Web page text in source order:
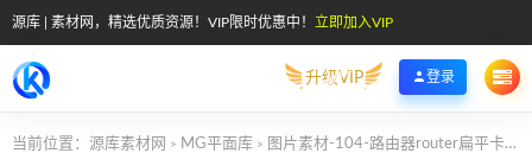
源库 | 素材网，精选优质资源！VIP限时优惠中！ 立即加入VIP
升级VIP 登录
当前位置： 源库素材网 > MG平面库 > 图片素材-104-路由器router扁平卡通商务办公设备元素图标